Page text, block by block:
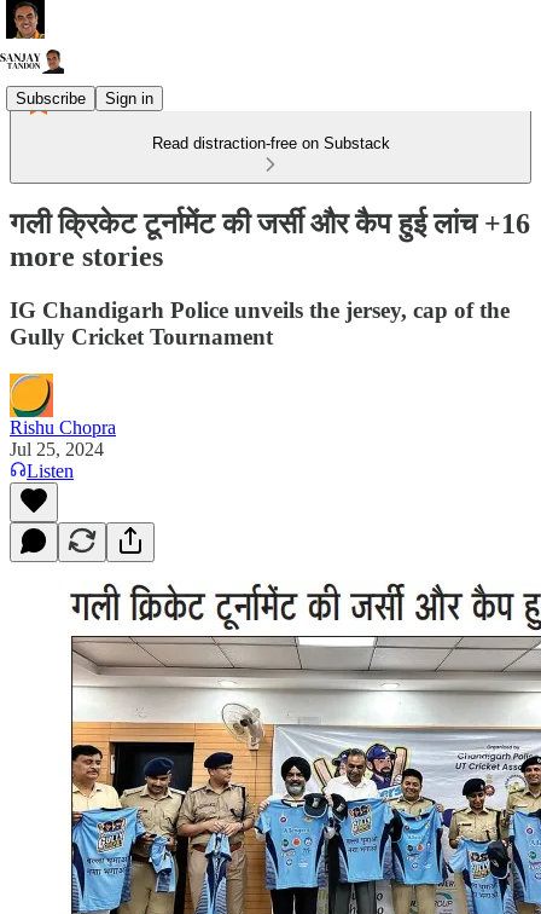
Subscribe Sign in
Read distraction-free on Substack
गली क्रिकेट टूर्नामेंट की जर्सी और कैप हुई लांच +16
more stories
IG Chandigarh Police unveils the jersey, cap of the
Gully Cricket Tournament
Rishu Chopra
Jul 25, 2024
Listen